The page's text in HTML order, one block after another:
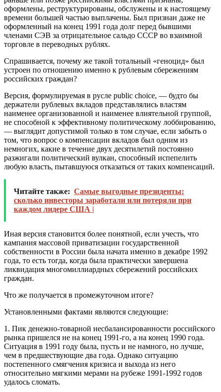
оформлены, реструктурированы, обслужены и к настоящему
времени большей частью выплачены. Был признан даже не
оформленный на конец 1991 года долг перед бывшими
членами СЭВ за отрицательное сальдо СССР во взаимной
торговле в переводных рублях.
Спрашивается, почему же такой тотальный «геноцид» был
устроен по отношению именно к рублевым сбережениям
российских граждан?
Версия, формулируемая в русле public choice, — будто бы
держатели рублевых вкладов представлялись властям
наименее организованной и наименее влиятельной группой,
не способной к эффективному политическому лоббированию,
— выглядит допустимой только в том случае, если забыть о
том, что вопрос о компенсации вкладов был одним из
немногих, какие в течение двух десятилетий постоянно
разжигали политический вулкан, способный испепелить
любую власть, пытавшуюся отказаться от таких компенсаций.
Читайте также: Самые выгодные президенты:
сколько инвесторы заработали или потеряли при
каждом лидере США |
Иная версия становится более понятной, если учесть, что
кампания массовой приватизации государственной
собственности в России была начата именно в декабре 1992
года, то есть тогда, когда была практически завершена
ликвидация многомиллиардных сбережений российских
граждан.
Что же получается в промежуточном итоге?
Установленными фактами являются следующие:
1. Пик денежно-товарной несбалансированности российского
рынка пришелся не на конец 1991-го, а на конец 1990 года.
Ситуация в 1991 году была, пусть и не намного, но лучше,
чем в предшествующие два года. Однако ситуацию
постепенного смягчения кризиса и выхода из него
относительно мягкими мерами на рубеже 1991-1992 годов
удалось сломать.